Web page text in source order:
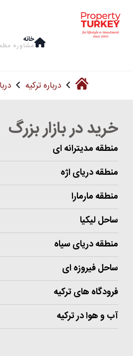
خانه
مشاوره‌
درباره ترکیه
خرید در بازار بزرگ
منطقه مدیترانه ای
منطقه دریای اژه
منطقه مارمارا
ساحل لیکیا
منطقه دریای سیاه
ساحل فیروزه ای
فرودگاه های ترکیه
آب و هوا در ترکیه